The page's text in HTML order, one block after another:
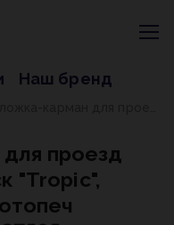
Наш бренд
проезд
"Tropic",